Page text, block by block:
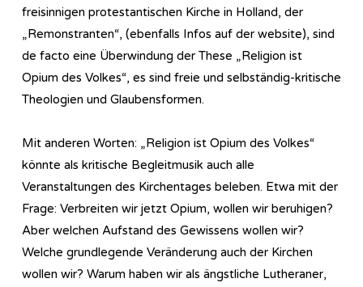
freisinnigen protestantischen Kirche in Holland, der
„Remonstranten“, (ebenfalls Infos auf der website), sind
de facto eine Überwindung der These „Religion ist
Opium des Volkes“, es sind freie und selbständig-kritische
Theologien und Glaubensformen.
Mit anderen Worten: „Religion ist Opium des Volkes“
könnte als kritische Begleitmusik auch alle
Veranstaltungen des Kirchentages beleben. Etwa mit der
Frage: Verbreiten wir jetzt Opium, wollen wir beruhigen?
Aber welchen Aufstand des Gewissens wollen wir?
Welche grundlegende Veränderung auch der Kirchen
wollen wir? Warum haben wir als ängstliche Lutheraner,